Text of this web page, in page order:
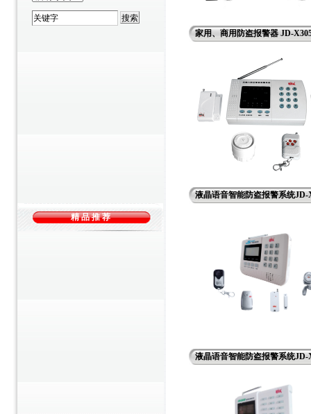
精 品 推 荐
家用、商用防盗报警器 JD-
液晶语音智能防盗报警系统JD-
液晶语音智能防盗报警系统JD-